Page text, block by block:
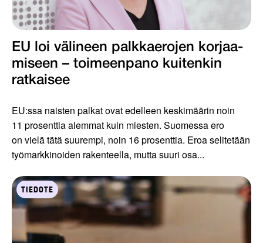
EU loi välineen palkkaerojen korjaa­
miseen – toimeenpano kuiten­kin
ratkaisee
EU:ssa naisten palkat ovat edelleen keskimäärin noin
11 prosenttia alemmat kuin miesten. Suomessa ero
on vielä tätä suurempi, noin 16 prosenttia. Eroa selitetään
työmarkkinoiden rakenteella, mutta suuri osa...
TIEDOTE